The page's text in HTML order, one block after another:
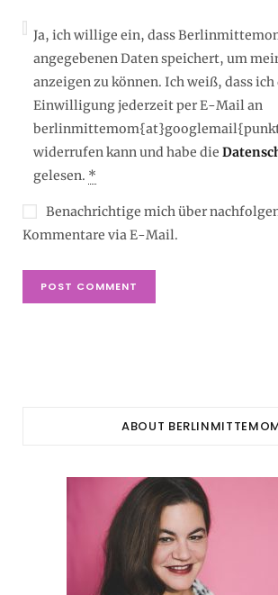
Ja, ich willige ein, dass
angegebenen Daten speichert, um
anzeigen zu können. Ich weiß, dass ich
Einwilligung jederzeit per E-Mail an
widerrufen kann und habe die
gelesen. *
Benachrichtige mich über
Kommentare via E-Mail.
ABOUT